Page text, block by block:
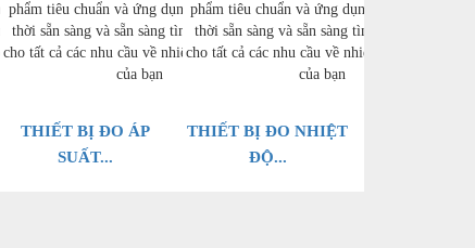
cụ thể, đồng
ra giải pháp
độ và áp suất
phẩm tiêu chuẩn và ứng dụng cụ thể, đồng
thời sẵn sàng và sẵn sàng tìm ra giải pháp
cho tất cả các nhu cầu về nhiệt độ và áp suất
của bạn
THIẾT BỊ ĐO ÁP
SUẤT...
phẩm tiêu chuẩn và ứng dụng cụ thể, đồng
thời sẵn sàng và sẵn sàng tìm ra giải pháp
cho tất cả các nhu cầu về nhiệt độ và áp suất
của bạn
THIẾT BỊ ĐO NHIỆT
ĐỘ...